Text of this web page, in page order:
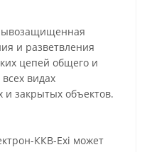
и разветвления
цепей общего и
видах
закрытых объектов.
ККВ-Exi может